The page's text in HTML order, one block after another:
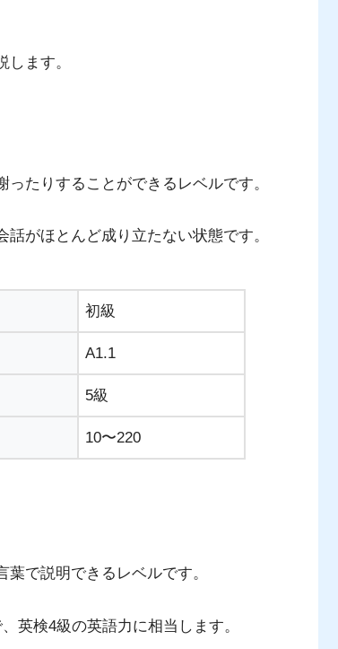
ます。
たりすることができるレベルです。
がほとんど成り立たない状態です。
初級
A1.1
5級
10〜220
で説明できるレベルです。
英検4級の英語力に相当します。